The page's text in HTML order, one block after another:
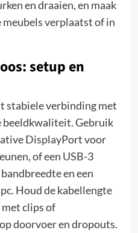
en draaien, en maak
verplaatst of in
setup en
stabiele verbinding met
beeldkwaliteit. Gebruik
DisplayPort voor
of een USB-3
en een
Houd de kabellengte
clips of
doorvoer en dropouts.